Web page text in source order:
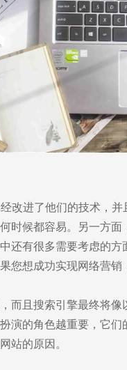
改进了他们的技术，并
时候都容易。另一方
还有很多需要考虑的
您想成功实现网络营销
而且搜索引擎最终将
演的角色越重要，它
站的原因。